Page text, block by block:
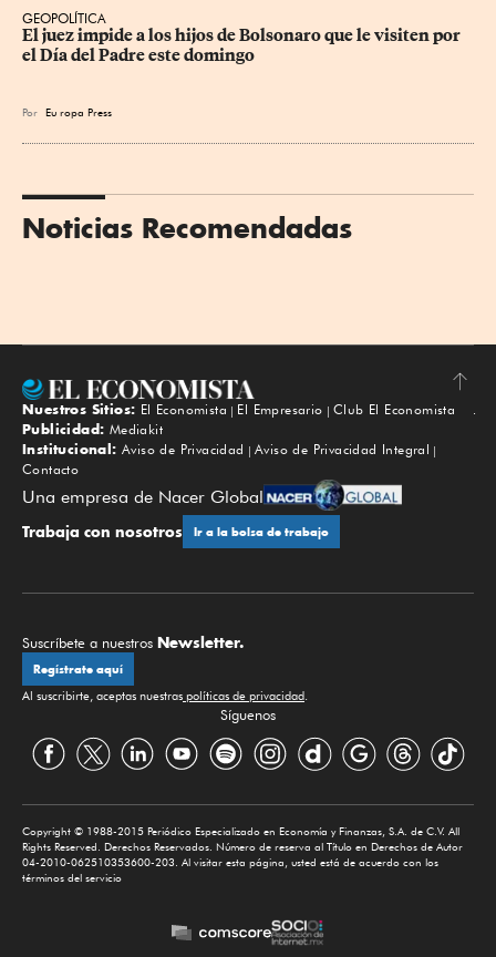
GEOPOLÍTICA
El juez impide a los hijos de Bolsonaro que le visiten por
el Día del Padre este domingo
Por Eu ropa Press
Noticias Recomendadas
Subir
Nuestros Sitios: El Economista El Empresario
Club El Economista
Publicidad: Mediakit
Institucional: Aviso de Privacidad
Aviso de Privacidad Integral
Contacto
Una empresa de Nacer Global
Trabaja con nosotros Ir a la bolsa de trabajo
Suscríbete a nuestros Newsletter.
Regístrate aquí
Al suscribirte, aceptas nuestras políticas de privacidad
Síguenos
Copyright © 1988-2015 Periódico Especializado en Economía y Finanzas, S.A. de C.V. All
Rights Reserved. Derechos Reservados. Número de reserva al Título en Derechos de Autor
04-2010-062510353600-203. Al visitar esta página, usted está de acuerdo con los
términos del servicio